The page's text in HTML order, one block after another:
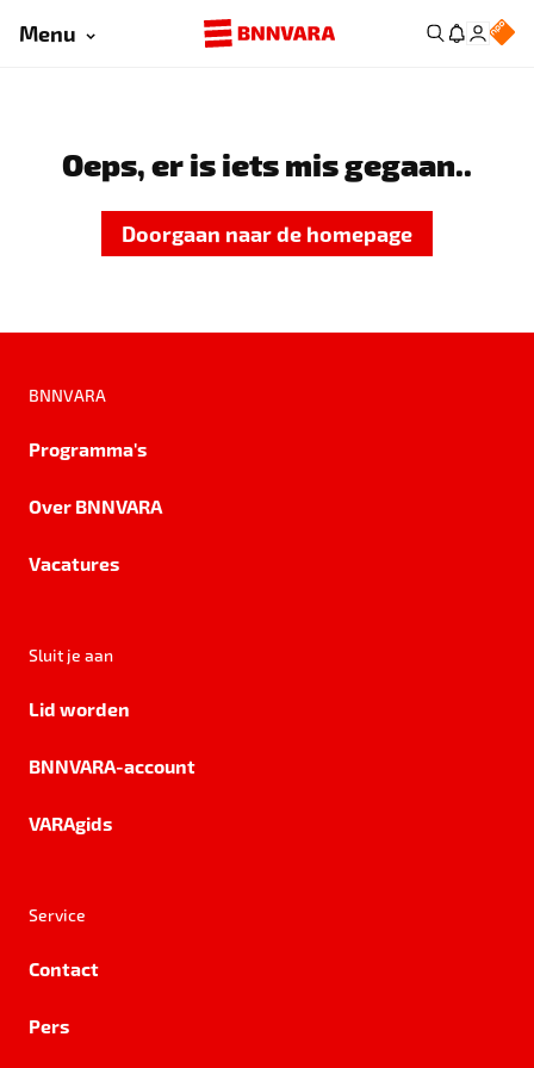
Menu
Oeps, er is iets mis gegaan..
Doorgaan naar de homepage
BNNVARA
Programma's
Over BNNVARA
Vacatures
Sluit je aan
Lid worden
BNNVARA-account
VARAgids
Service
Contact
Pers